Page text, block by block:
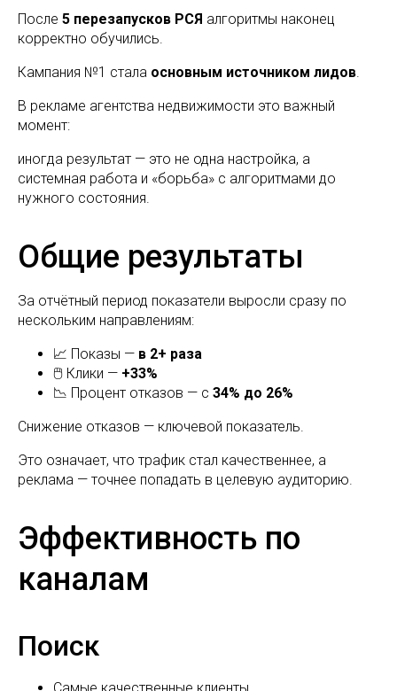
После 5 перезапусков РСЯ алгоритмы наконец
корректно обучились.
Кампания №1 стала основным источником лидов.
В рекламе агентства недвижимости это важный
момент:
иногда результат — это не одна настройка, а
системная работа и «борьба» с алгоритмами до
нужного состояния.
Общие результаты
За отчётный период показатели выросли сразу по
нескольким направлениям:
📈 Показы — в 2+ раза
🖱 Клики — +33%
📉 Процент отказов — с 34% до 26%
Снижение отказов — ключевой показатель.
Это означает, что трафик стал качественнее, а
реклама — точнее попадать в целевую аудиторию.
Эффективность по
каналам
Поиск